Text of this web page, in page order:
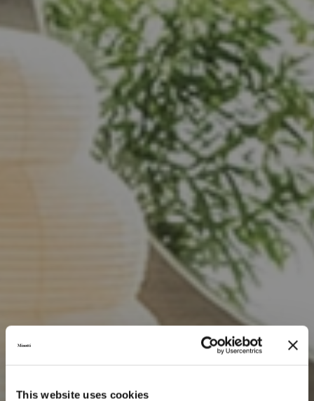
This website uses cookies